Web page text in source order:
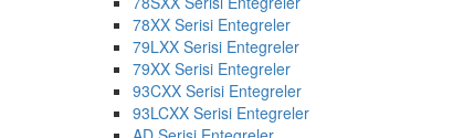
78XX Serisi Entegreler
79LXX Serisi Entegreler
79XX Serisi Entegreler
93CXX Serisi Entegreler
93LCXX Serisi Entegreler